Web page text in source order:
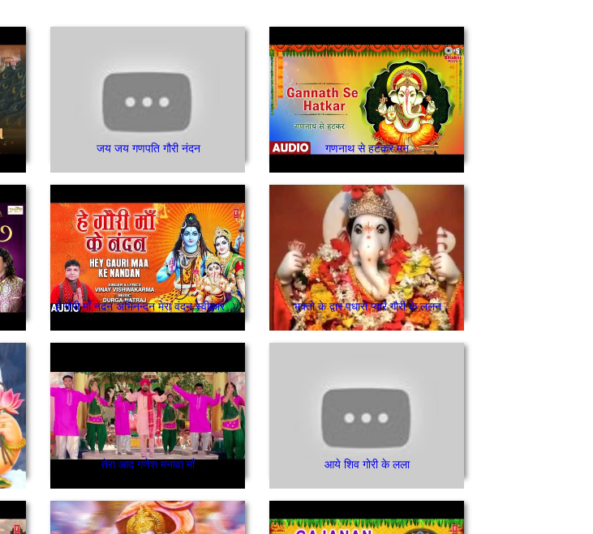
जय जय गणपति गौरी नंदन गणनाथ से हटकर मन
हे गोरी माँ नंदन अभिनन्दन मेरा वंदन स्वीकार करो भक्तो के द्वार पधारो प्यारे गौरी के ललन
तेरा आद गणेश मनावां माँ आये शिव गोरी के लला